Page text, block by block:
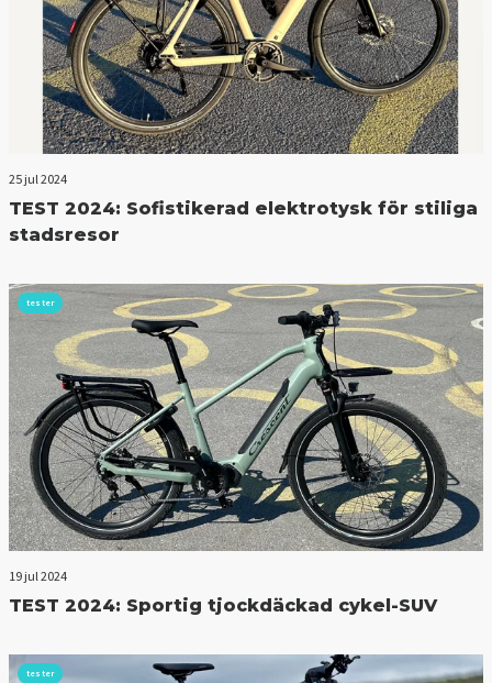
25 jul 2024
TEST 2024: Sofistikerad elektrotysk för stiliga
stadsresor
tester
19 jul 2024
TEST 2024: Sportig tjockdäckad cykel-SUV
tester